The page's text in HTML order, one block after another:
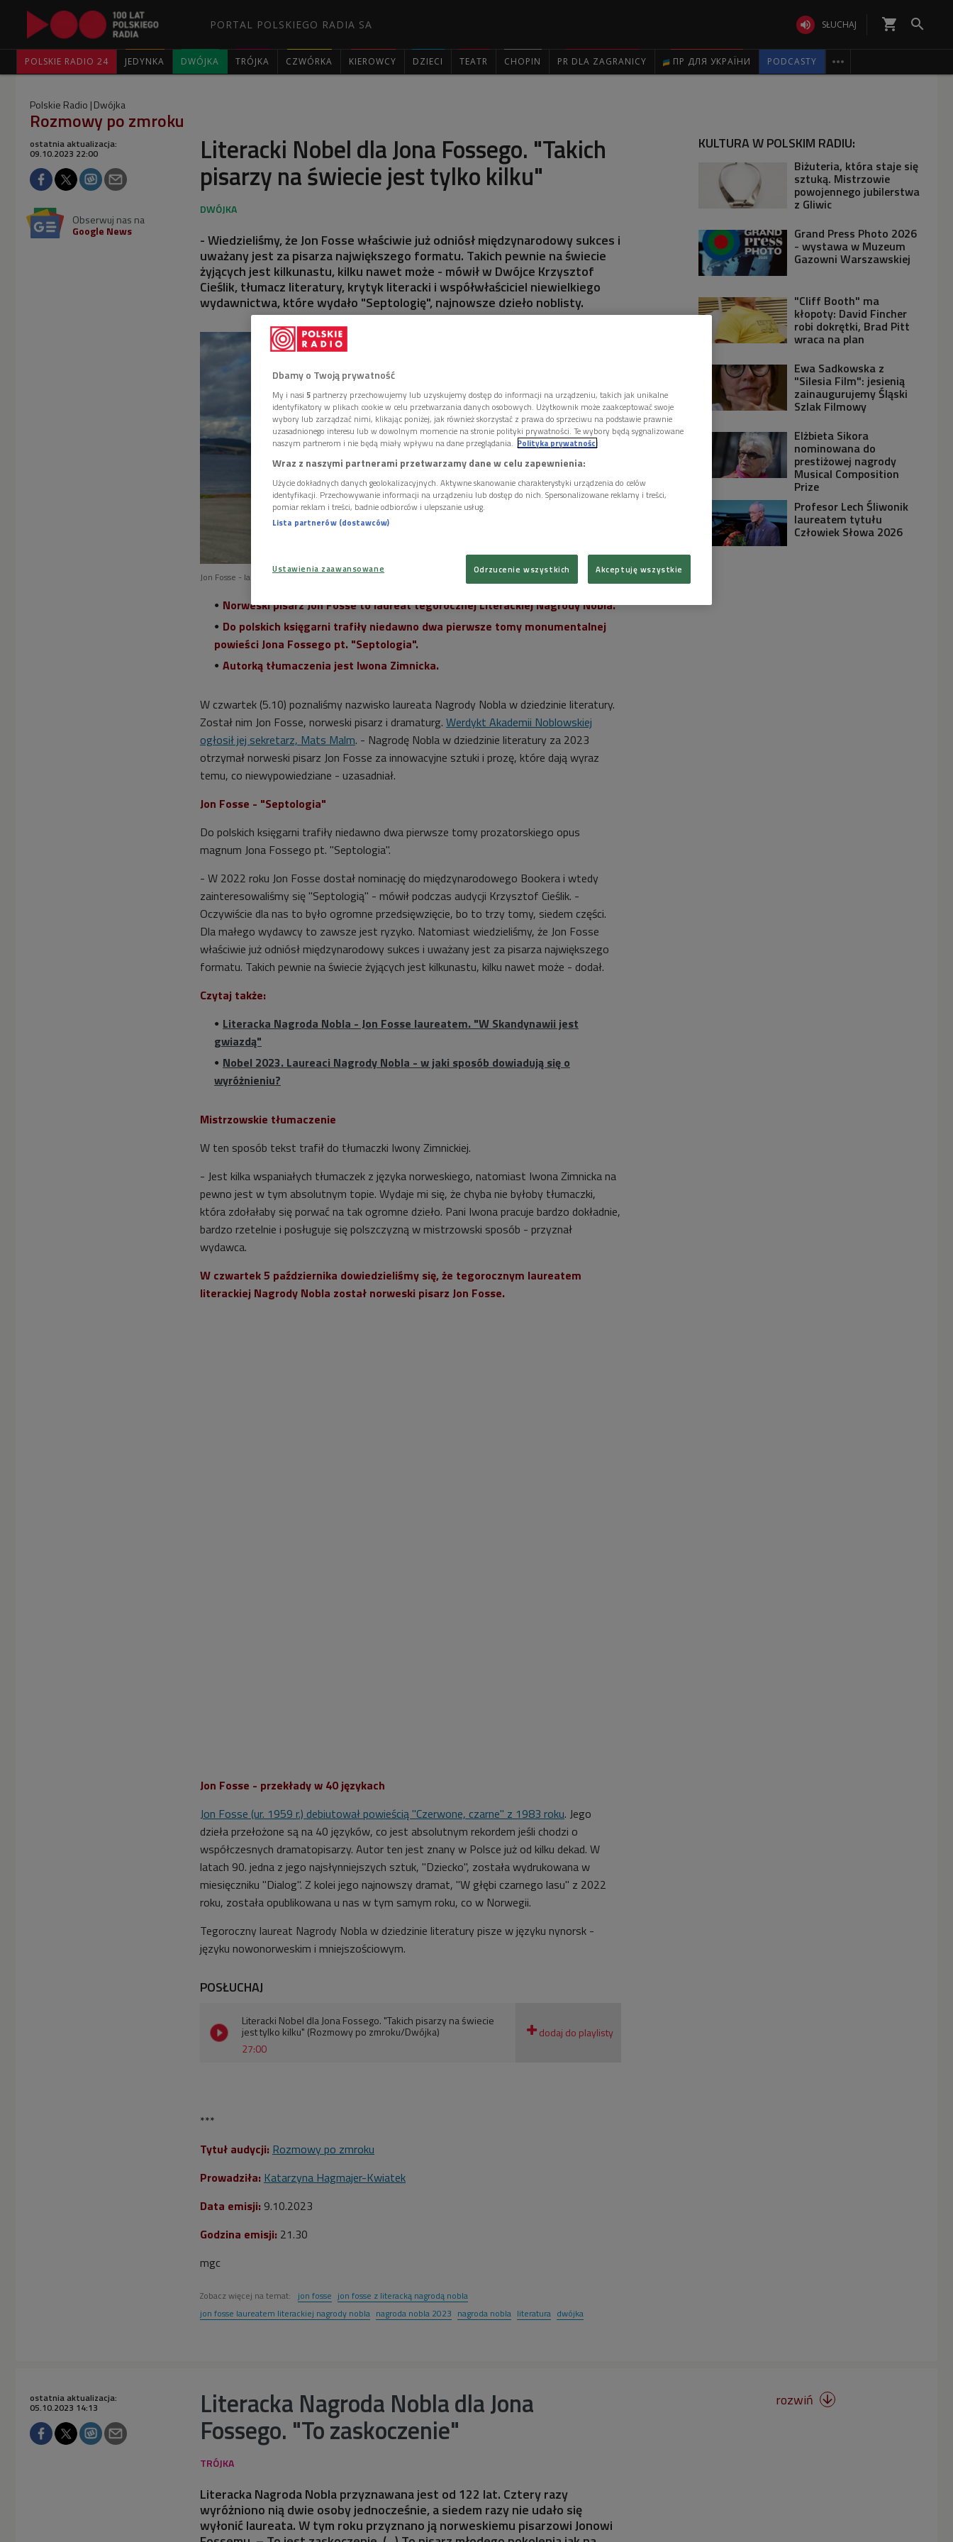
PORTAL POLSKIEGO RADIA SA  SŁUCHAJ shopping_cart 
POLSKIE RADIO 24 JEDYNKA DWÓJKA TRÓJKA CZWÓRKA KIEROWCY DZIECI TEATR CHOPIN PR DLA ZAGRANICY ПР ДЛЯ УКРАЇНИ PODCASTY 
Polskie Radio Dwójka
Rozmowy po zmroku
Literacki Nobel dla Jona Fossego. "Takich
pisarzy na świecie jest tylko kilku"
ostatnia aktualizacja:
09.10.2023 22:00
Obserwuj nas na
Google News
- Wiedzieliśmy, że Jon Fosse właściwie już odniósł międzynarodowy sukces i
uważany jest za pisarza największego formatu. Takich pewnie na świecie
żyjących jest kilkunastu, kilku nawet może - mówił w Dwójce Krzysztof
Cieślik, tłumacz literatury, krytyk literacki i współwłaściciel niewielkiego
wydawnictwa, które wydało "Septologię", najnowsze dzieło noblisty.
Jon Fosse - laureat literackiej Nagrody Nobla w 2023 r. Foto: GUNN BERIT WIIK/PAP/EPA
Norweski pisarz Jon Fosse to laureat tegorocznej Literackiej Nagrody Nobla.
Do polskich księgarni trafiły niedawno dwa pierwsze tomy monumentalnej
powieści Jona Fossego pt. "Septologia".
Autorką tłumaczenia jest Iwona Zimnicka.
W czwartek (5.10) poznaliśmy nazwisko laureata Nagrody Nobla w dziedzinie literatury.
Został nim Jon Fosse, norweski pisarz i dramaturg. Werdykt Akademii Noblowskiej
ogłosił jej sekretarz, Mats Malm. - Nagrodę Nobla w dziedzinie literatury za 2023
otrzymał norweski pisarz Jon Fosse za innowacyjne sztuki i prozę, które dają wyraz
temu, co niewypowiedziane - uzasadniał.
Jon Fosse - "Septologia"
Do polskich księgarni trafiły niedawno dwa pierwsze tomy prozatorskiego opus
magnum Jona Fossego pt. "Septologia".
- W 2022 roku Jon Fosse dostał nominację do międzynarodowego Bookera i wtedy
zainteresowaliśmy się "Septologią" - mówił podczas audycji Krzysztof Cieślik. -
Oczywiście dla nas to było ogromne przedsięwzięcie, bo to trzy tomy, siedem części.
Dla małego wydawcy to zawsze jest ryzyko. Natomiast wiedzieliśmy, że Jon Fosse
właściwie już odniósł międzynarodowy sukces i uważany jest za pisarza największego
formatu. Takich pewnie na świecie żyjących jest kilkunastu, kilku nawet może - dodał.
Czytaj także:
Literacka Nagroda Nobla - Jon Fosse laureatem. "W Skandynawii jest
gwiazdą"
Nobel 2023. Laureaci Nagrody Nobla - w jaki sposób dowiadują się o
wyróżnieniu?
Mistrzowskie tłumaczenie
W ten sposób tekst trafił do tłumaczki Iwony Zimnickiej.
- Jest kilka wspaniałych tłumaczek z języka norweskiego, natomiast Iwona Zimnicka na
pewno jest w tym absolutnym topie. Wydaje mi się, że chyba nie byłoby tłumaczki,
która zdołałaby się porwać na tak ogromne dzieło. Pani Iwona pracuje bardzo dokładnie,
bardzo rzetelnie i posługuje się polszczyzną w mistrzowski sposób - przyznał
wydawca.
W czwartek 5 października dowiedzieliśmy się, że tegorocznym laureatem
literackiej Nagrody Nobla został norweski pisarz Jon Fosse.
Jon Fosse - przekłady w 40 językach
Jon Fosse (ur. 1959 r.) debiutował powieścią "Czerwone, czarne" z 1983 roku. Jego
dzieła przełożone są na 40 języków, co jest absolutnym rekordem jeśli chodzi o
współczesnych dramatopisarzy. Autor ten jest znany w Polsce już od kilku dekad. W
latach 90. jedna z jego najsłynniejszych sztuk, "Dziecko", została wydrukowana w
miesięczniku "Dialog". Z kolei jego najnowszy dramat, "W głębi czarnego lasu" z 2022
roku, została opublikowana u nas w tym samym roku, co w Norwegii.
Tegoroczny laureat Nagrody Nobla w dziedzinie literatury pisze w języku nynorsk -
języku nowonorweskim i mniejszościowym.
POSŁUCHAJ
27:00
Literacki Nobel dla Jona Fossego. "Takich pisarzy na świecie
jest tylko kilku" (Rozmowy po zmroku/Dwójka)
***
Tytuł audycji: Rozmowy po zmroku
Prowadziła: Katarzyna Hagmajer-Kwiatek
Data emisji: 9.10.2023
Godzina emisji: 21.30
mgc
Zobacz więcej na temat: jon fosse jon fosse z literacką nagrodą nobla
jon fosse laureatem literackiej nagrody nobla nagroda nobla 2023 nagroda nobla literatura dwójka
KULTURA W POLSKIM RADIU:
Biżuteria, która staje się
sztuką. Mistrzowie
powojennego jubilerstwa
z Gliwic
Grand Press Photo 2026
- wystawa w Muzeum
Gazowni Warszawskiej
"Cliff Booth" ma
kłopoty: David Fincher
robi dokrętki, Brad Pitt
wraca na plan
Ewa Sadkowska z
"Silesia Film": jesienią
zainaugurujemy Śląski
Szlak Filmowy
Elżbieta Sikora
nominowana do
prestiżowej nagrody
Musical Composition
Prize
Profesor Lech Śliwonik
laureatem tytułu
Człowiek Słowa 2026
Literacka Nagroda Nobla dla Jona
Fossego. "To zaskoczenie"
ostatnia aktualizacja:
05.10.2023 14:13
Literacka Nagroda Nobla przyznawana jest od 122 lat. Cztery razy
wyróżniono nią dwie osoby jednocześnie, a siedem razy nie udało się
wyłonić laureata. W tym roku przyznano ją norweskiemu pisarzowi Jonowi
rozwiń 
Dbamy o Twoją prywatność
My i nasi 5 partnerzy przechowujemy lub uzyskujemy dostęp do informacji na urządzeniu, takich jak unikalne
identyfikatory w plikach cookie w celu przetwarzania danych osobowych. Użytkownik może zaakceptować swoje
wybory lub zarządzać nimi, klikając poniżej, jak również skorzystać z prawa do sprzeciwu na podstawie prawnie
uzasadnionego interesu lub w dowolnym momencie na stronie polityki prywatności. Te wybory będą sygnalizowane
naszym partnerom i nie będą miały wpływu na dane przeglądania. Polityka prywatności
Wraz z naszymi partnerami przetwarzamy dane w celu zapewnienia:
Użycie dokładnych danych geolokalizacyjnych. Aktywne skanowanie charakterystyki urządzenia do celów
identyfikacji. Przechowywanie informacji na urządzeniu lub dostęp do nich. Spersonalizowane reklamy i treści,
pomiar reklam i treści, badnie odbiorców i ulepszanie usług.
Lista partnerów (dostawców)
Ustawienia zaawansowane Odrzucenie wszystkich Akceptuję wszystkie